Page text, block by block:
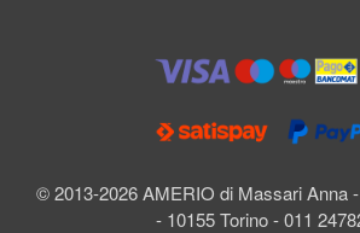
© 2013-2026 AMERIO di Massari Anna
- 10155 Torino - 011